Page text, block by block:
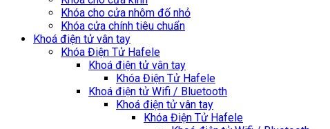
Khóa cho cửa nhôm đố nhỏ
Khóa cửa chính tiêu chuẩn
Khoá điện tử vân tay
Khóa Điện Tử Hafele
Khoá điện tử vân tay
Khóa Điện Tử Hafele
Khoá điện tử Wifi / Bluetooth
Khoá điện tử vân tay
Khóa Điện Tử Hafele